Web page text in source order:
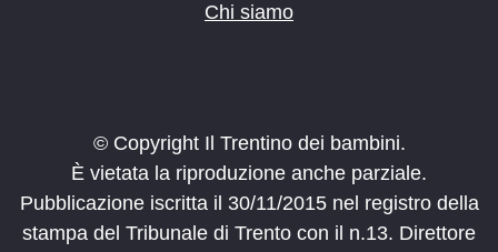
Chi siamo
© Copyright Il Trentino dei bambini.
È vietata la riproduzione anche parziale.
Pubblicazione iscritta il 30/11/2015 nel registro della
stampa del Tribunale di Trento con il n.13. Direttore